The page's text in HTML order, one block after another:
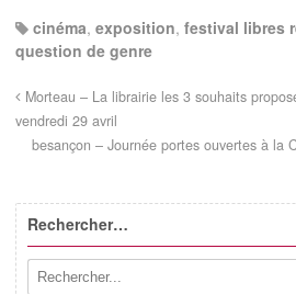
cinéma, exposition, festival libres
question de genre
Morteau – La librairie les 3 souhaits
vendredi 29 avril
besançon – Journée portes ouvertes à la
Rechercher…